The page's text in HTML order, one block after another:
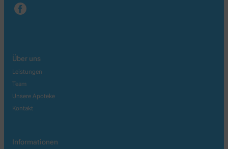
Über uns
Leistungen
Team
Unsere Apoteke
Kontakt
Informationen